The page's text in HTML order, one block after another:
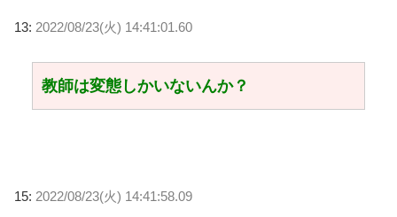
13: 2022/08/23(火) 14:41:01.60
教師は変態しかいないんか？
15: 2022/08/23(火) 14:41:58.09